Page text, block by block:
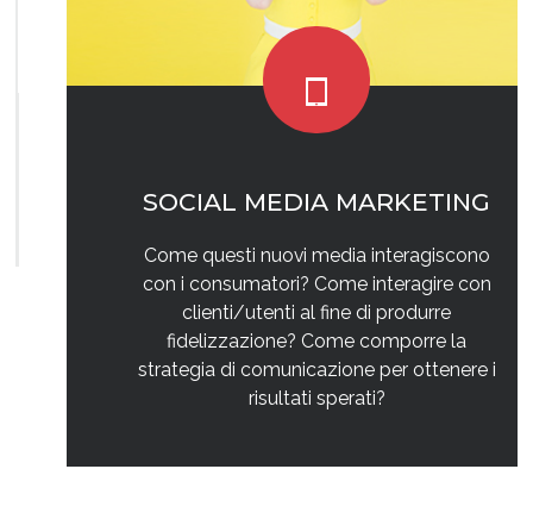
SOCIAL MEDIA MARKETING
Come questi nuovi media interagiscono
con i consumatori? Come interagire con
clienti/utenti al fine di produrre
fidelizzazione? Come comporre la
strategia di comunicazione per ottenere i
risultati sperati?